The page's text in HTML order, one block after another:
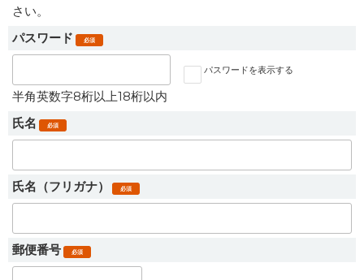
さい。
パスワード
必須
パスワードを表示する
半角英数字8桁以上18桁以内
氏名
必須
氏名（フリガナ） 必須
郵便番号 必須